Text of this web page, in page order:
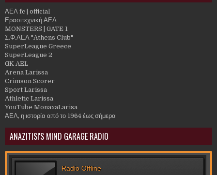
ΑΕΛ fc | official
Ερασιτεχνική ΑΕΛ
MONSTERS | GATE 1
Σ.Φ.ΑΕΛ "Athens Club"
SuperLeague Greece
SuperLeague 2
GK AEL
Arena Larissa
Crimson Scorer
Sport Larissa
Athletic Larissa
YouTube MonaxaLarisa
ΑΕΛ, η ιστορία από το 1964 έως σήμερα
ANAZITISI'S MIND GARAGE RADIO